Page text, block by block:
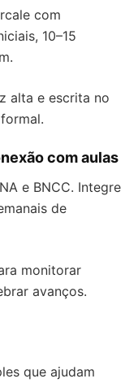
com
10–15
alta e escrita no
com aulas
e BNCC. Integre
de
monitorar
avanços.
que ajudam